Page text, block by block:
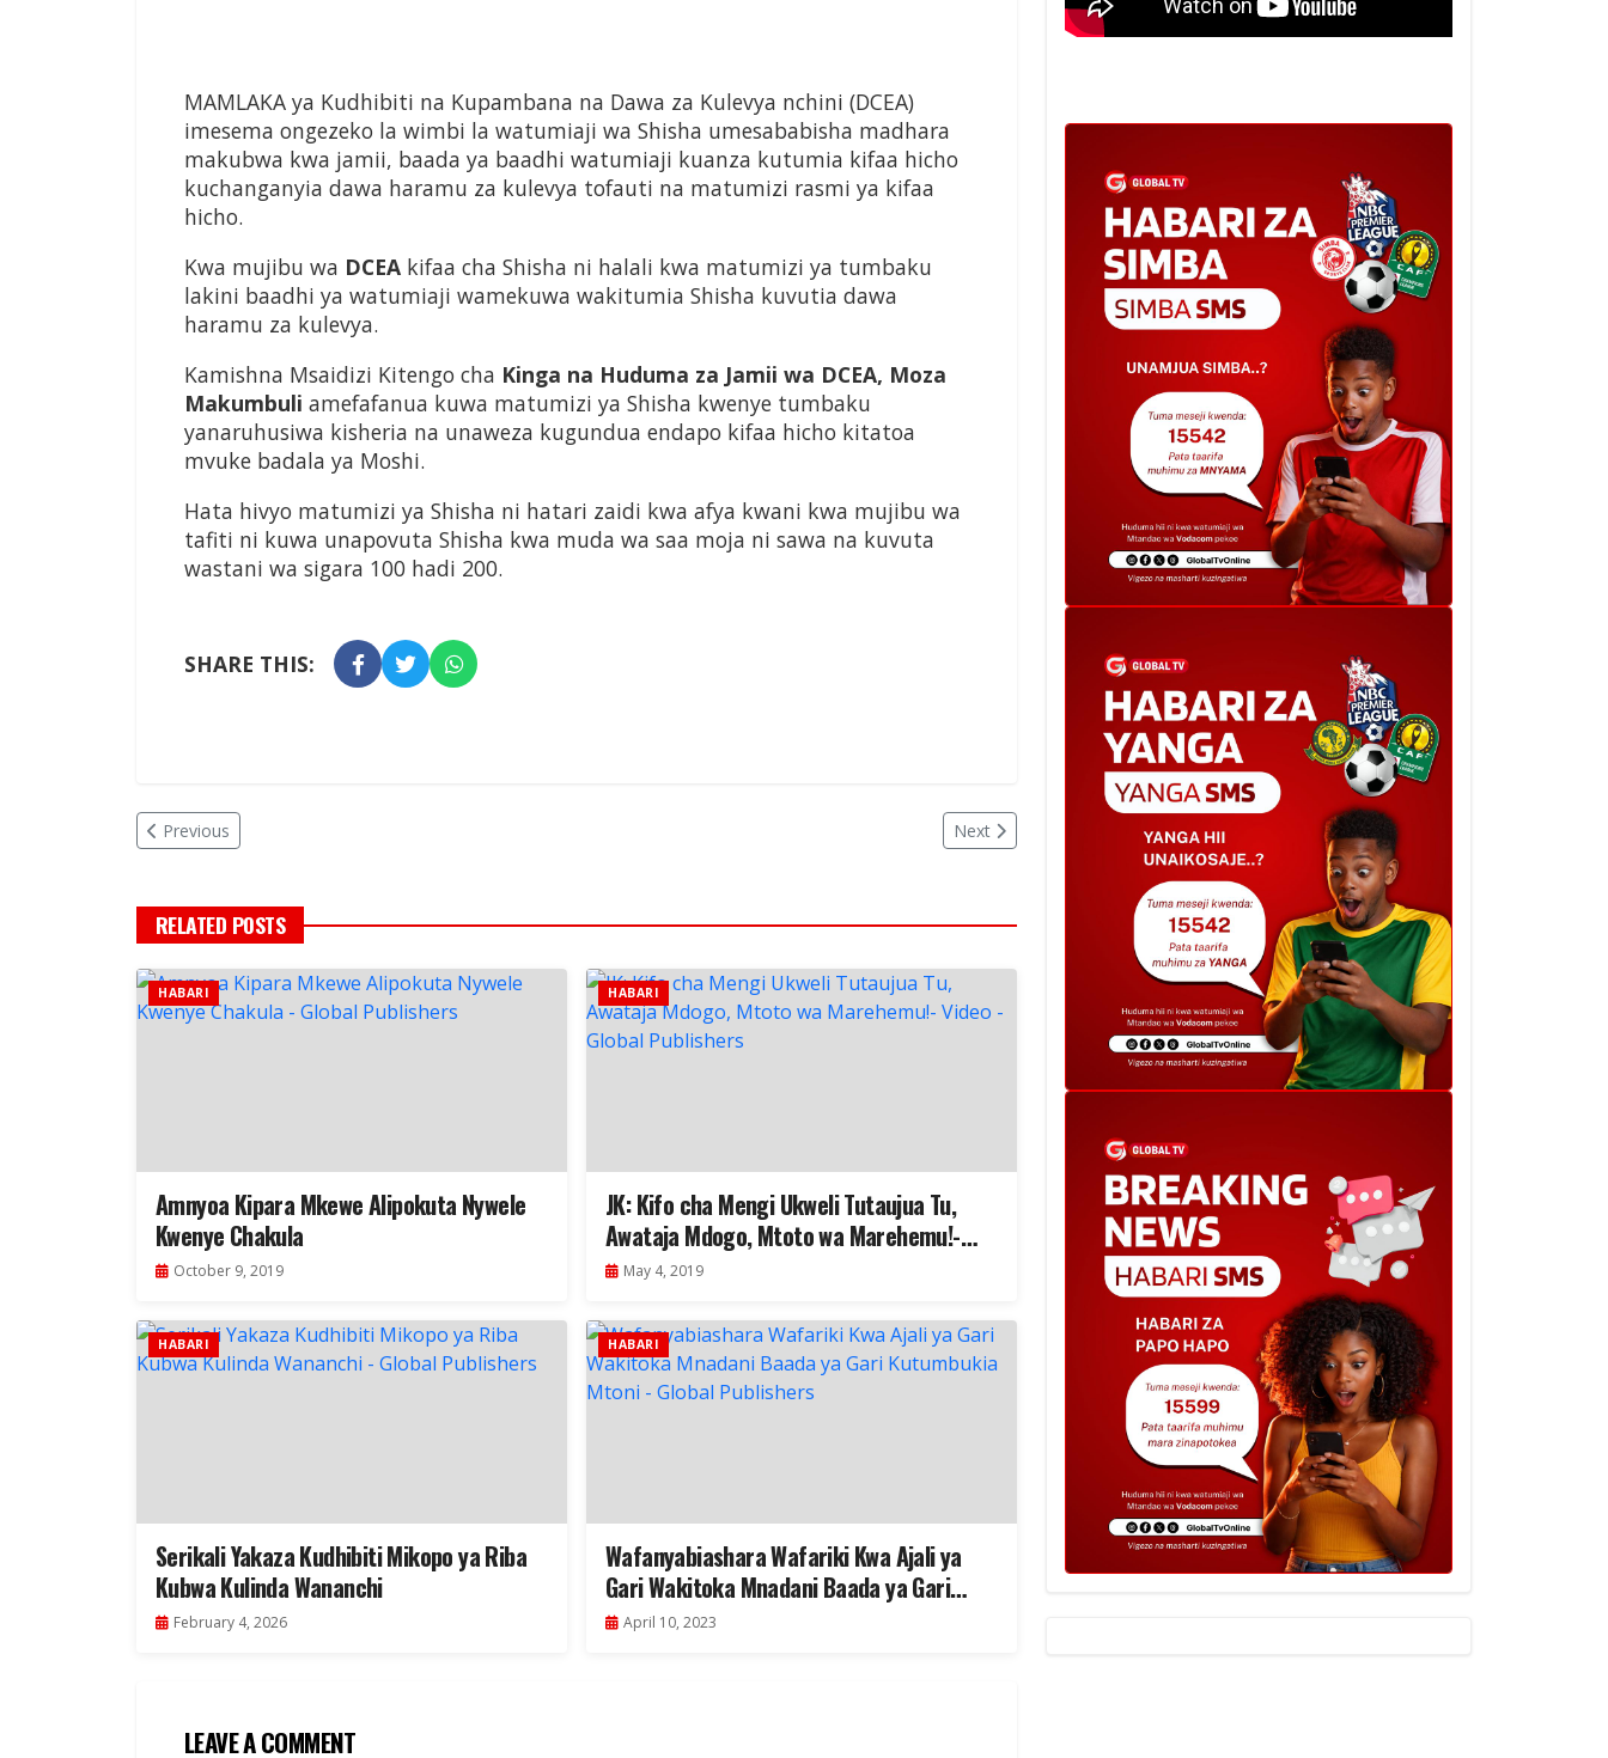
MAMLAKA ya Kudhibiti na Kupambana na Dawa za Kulevya nchini (DCEA)
imesema ongezeko la wimbi la watumiaji wa Shisha umesababisha madhara
makubwa kwa jamii, baada ya baadhi watumiaji kuanza kutumia kifaa hicho
kuchanganyia dawa haramu za kulevya tofauti na matumizi rasmi ya kifaa
hicho.
Kwa mujibu wa DCEA kifaa cha Shisha ni halali kwa matumizi ya tumbaku
lakini baadhi ya watumiaji wamekuwa wakitumia Shisha kuvutia dawa
haramu za kulevya.
Kamishna Msaidizi Kitengo cha Kinga na Huduma za Jamii wa DCEA, Moza
Makumbuli amefafanua kuwa matumizi ya Shisha kwenye tumbaku
yanaruhusiwa kisheria na unaweza kugundua endapo kifaa hicho kitatoa
mvuke badala ya Moshi.
Hata hivyo matumizi ya Shisha ni hatari zaidi kwa afya kwani kwa mujibu wa
tafiti ni kuwa unapovuta Shisha kwa muda wa saa moja ni sawa na kuvuta
wastani wa sigara 100 hadi 200.
SHARE THIS:
Previous Next
RELATED POSTS
HABARI
Amnyoa Kipara Mkewe Alipokuta Nywele
Kwenye Chakula
October 9, 2019
HABARI
JK: Kifo cha Mengi Ukweli Tutaujua Tu,
Awataja Mdogo, Mtoto wa Marehemu!-
Video
May 4, 2019
HABARI
Serikali Yakaza Kudhibiti Mikopo ya Riba
Kubwa Kulinda Wananchi
February 4, 2026
HABARI
Wafanyabiashara Wafariki Kwa Ajali ya
Gari Wakitoka Mnadani Baada ya Gari
Kutumbukia Mtoni
April 10, 2023
LEAVE A COMMENT